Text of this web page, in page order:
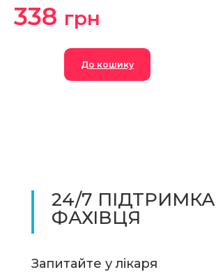
338 грн
24/7 ПІДТРИМКА
ФАХІВЦЯ
Запитайте у лікаря